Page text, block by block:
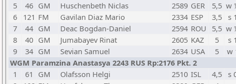
5
46 GM Huschenbeth Niclas 2589 GER 5,5 w
6
121 FM Gavilan Diaz Mario 2334 ESP 3,5
s 1
7
44 GM Deac Bogdan-Daniel 2594 ROU 5,5 w
8
40 GM Jumabayev Rinat 2605 KAZ 5
s 1
9
34 GM Sevian Samuel 2634 USA 5
w
WGM Paramzina Anastasya 2243 RUS Rp:2176 Pkt. 2
1
61 GM Olafsson Helgi 2510 ISL 4,5
s